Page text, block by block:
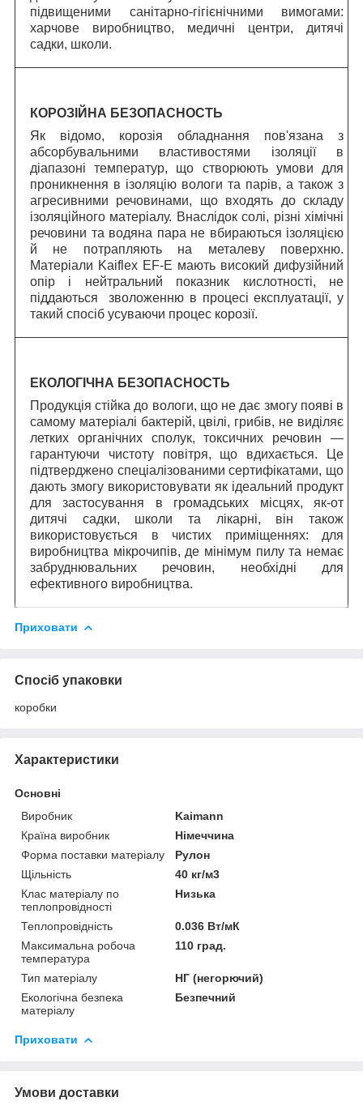
підвищеними санітарно-гігієнічними вимогами:
харчове виробництво, медичні центри, дитячі
садки, школи.
КОРОЗІЙНА БЕЗОПАСНОСТЬ
Як відомо, корозія обладнання пов'язана з
абсорбувальними властивостями ізоляції в
діапазоні температур, що створюють умови для
проникнення в ізоляцію вологи та парів, а також з
агресивними речовинами, що входять до складу
ізоляційного матеріалу. Внаслідок солі, різні хімічні
речовини та водяна пара не вбираються ізоляцією
й не потрапляють на металеву поверхню.
Матеріали Kaiflex EF-E мають високий дифузійний
опір і нейтральний показник кислотності, не
піддаються зволоженню в процесі експлуатації, у
такий спосіб усуваючи процес корозії.
ЕКОЛОГІЧНА БЕЗОПАСНОСТЬ
Продукція стійка до вологи, що не дає змогу появі в
самому матеріалі бактерій, цвілі, грибів, не виділяє
летких органічних сполук, токсичних речовин —
гарантуючи чистоту повітря, що вдихається. Це
підтверджено спеціалізованими сертифікатами, що
дають змогу використовувати як ідеальний продукт
для застосування в громадських місцях, як-от
дитячі садки, школи та лікарні, він також
використовується в чистих приміщеннях: для
виробництва мікрочипів, де мінімум пилу та немає
забруднювальних речовин, необхідні для
ефективного виробництва.
Приховати
Спосіб упаковки
коробки
Характеристики
Основні
Виробник
Kaimann
Країна виробник
Німеччина
Форма поставки матеріалу
Рулон
Щільність
40 кг/м3
Клас матеріалу по
теплопровідності
Низька
Теплопровідність
0.036 Вт/мК
Максимальна робоча
температура
110 град.
Тип матеріалу
НГ (негорючий)
Екологічна безпека
матеріалу
Безпечний
Приховати
Умови доставки